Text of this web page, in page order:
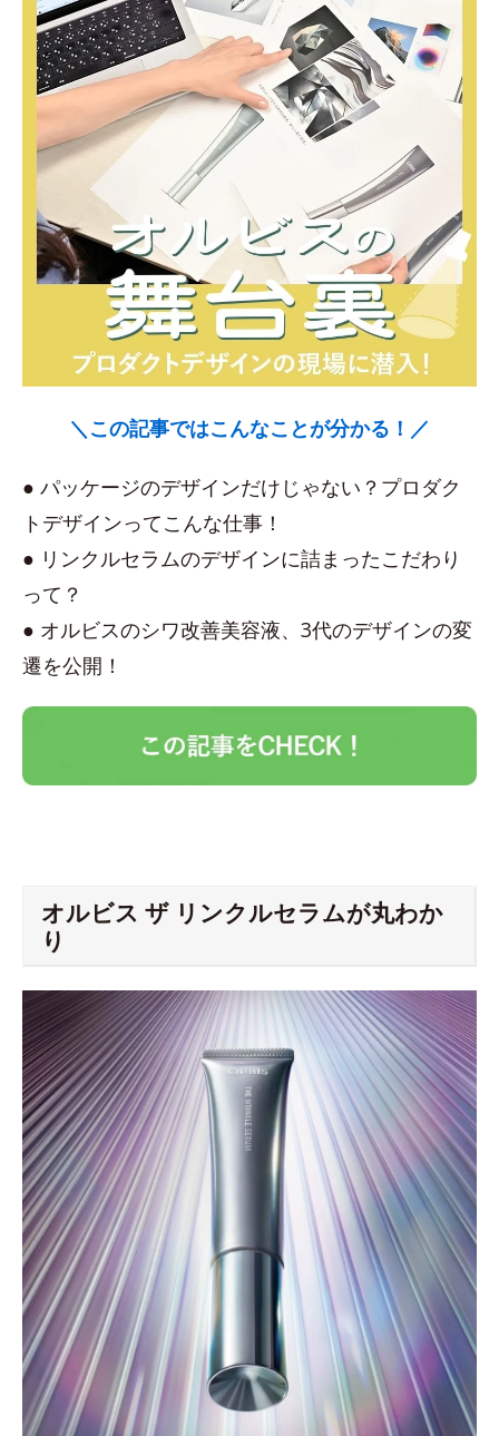
＼この記事ではこんなことが分かる！／
● パッケージのデザインだけじゃない？プロダク
トデザインってこんな仕事！
● リンクルセラムのデザインに詰まったこだわり
って？
● オルビスのシワ改善美容液、3代のデザインの変
遷を公開！
オルビス ザ リンクルセラムが丸わか
り